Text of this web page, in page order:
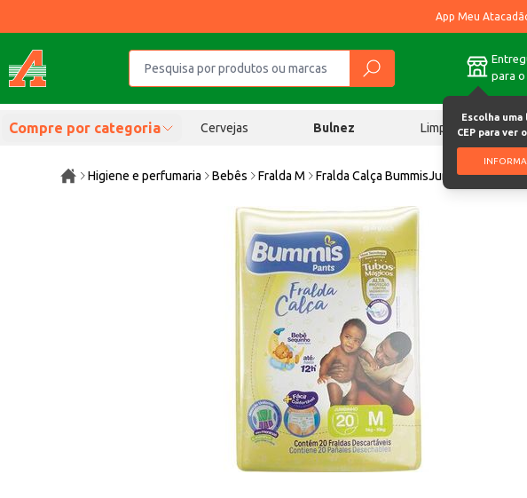
App Meu
para o
Escolha
CEP para ver
Compre por categoria Cervejas Bulnez Limpeza
Higiene e perfumaria Bebês Fralda M Fralda Calça BummisJumbo M 20 un